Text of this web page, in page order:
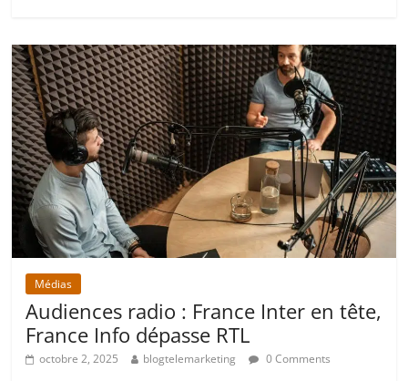
Médias
Audiences radio : France Inter en tête,
France Info dépasse RTL
octobre 2, 2025 blogtelemarketing 0 Comments